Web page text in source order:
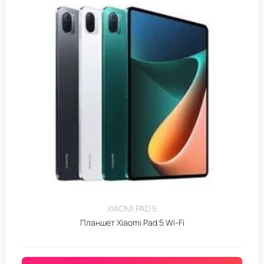
XIAOMI PAD 5
Планшет Xiaomi Pad 5 Wi-Fi